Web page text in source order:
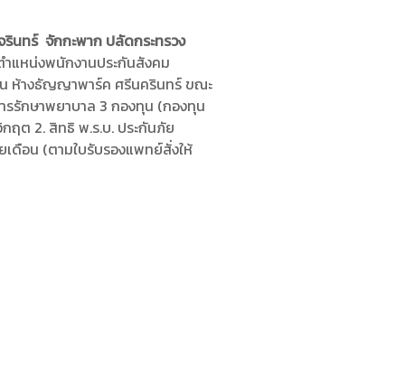
รินทร์ จักกะพาก ปลัดกระทรวง
ำแหน่งพนักงานประกันสังคม
น ห้างธัญญาพาร์ค ศรีนครินทร์ ขณะ
รักษาพยาบาล 3 กองทุน (กองทุน
ฤต 2. สิทธิ พ.ร.บ. ประกันภัย
ดือน (ตามใบรับรองแพทย์สั่งให้